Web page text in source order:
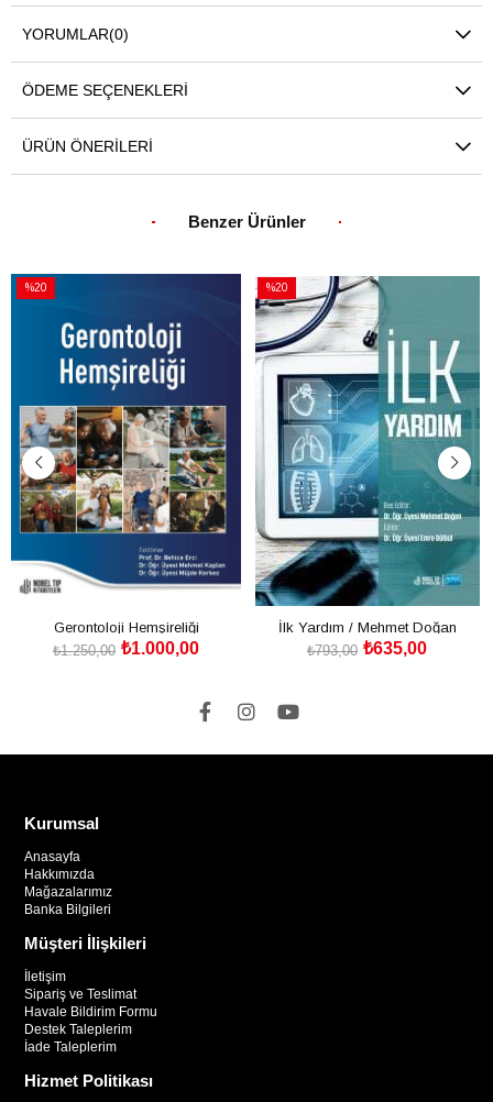
YORUMLAR(0)
ÖDEME SEÇENEKLERI
ÜRÜN ÖNERILERI
Benzer Ürünler
%20
%20İndirim
Gerontoloji Hemşireliği
₺1.000,00
₺1.250,00
%20
İndirim
%20İndirim
İlk Yardım / Mehmet Doğan
₺635,00
₺793,00
Kurumsal
Anasayfa
Hakkımızda
Mağazalarımız
Banka Bilgileri
Müşteri İlişkileri
İletişim
Sipariş ve Teslimat
Havale Bildirim Formu
Destek Taleplerim
İade Taleplerim
Hizmet Politikası